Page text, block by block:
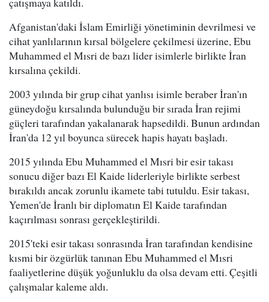
Afganistan'daki İslam Emirliği yönetiminin devrilmesi ve
cihat yanlılarının kırsal bölgelere çekilmesi üzerine, Ebu
Muhammed el Mısri de bazı lider isimlerle birlikte İran
kırsalına çekildi.
2003 yılında bir grup cihat yanlısı isimle beraber İran'ın
güneydoğu kırsalında bulunduğu bir sırada İran rejimi
güçleri tarafından yakalanarak hapsedildi. Bunun ardından
İran'da 12 yıl boyunca sürecek hapis hayatı başladı.
2015 yılında Ebu Muhammed el Mısri bir esir takası
sonucu diğer bazı El Kaide liderleriyle birlikte serbest
bırakıldı ancak zorunlu ikamete tabi tutuldu. Esir takası,
Yemen'de İranlı bir diplomatın El Kaide tarafından
kaçırılması sonrası gerçekleştirildi.
2015'teki esir takası sonrasında İran tarafından kendisine
kısmi bir özgürlük tanınan Ebu Muhammed el Mısri
faaliyetlerine düşük yoğunluklu da olsa devam etti. Çeşitli
çalışmalar kaleme aldı.